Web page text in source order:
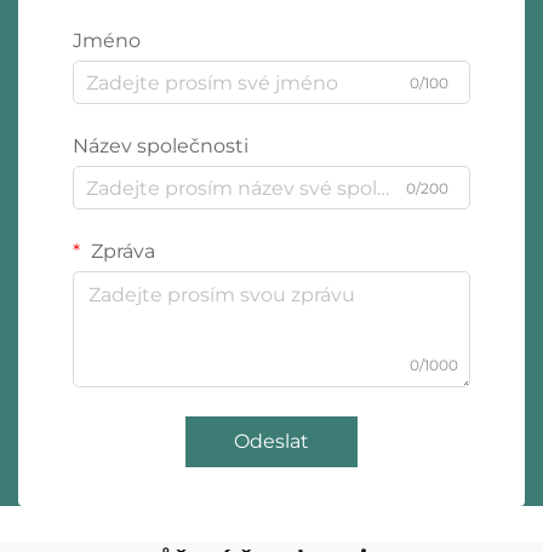
Jméno
0/100
Název společnosti
0/200
Zpráva
0/1000
Odeslat